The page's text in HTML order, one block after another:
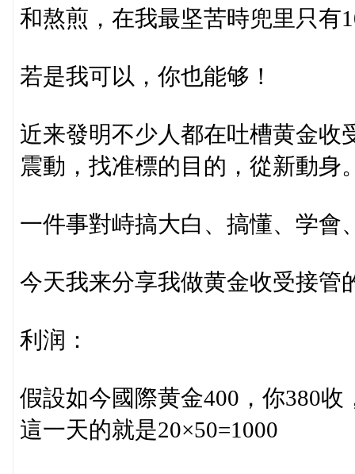
和熬煎，在我最坚苦時兜里只有
若是我可以，你也能够！
近来發明不少人都在吐槽黄金收
震動，找准標的目的，從新動身
一件事對峙搞大白、搞懂、学會
今天我来分享我做黄金收受接管
利润：
假設如今國際黄金400，你380
這一天的就是20×50=1000